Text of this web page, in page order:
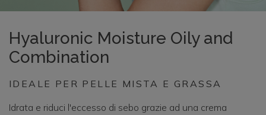
Hyaluronic Moisture Oily and
Combination
IDEALE PER PELLE MISTA E GRASSA
Idrata e riduci l'eccesso di sebo grazie ad una crema